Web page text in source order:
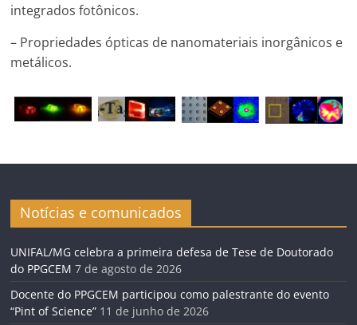
integrados fotônicos.
– Propriedades ópticas de nanomateriais inorgânicos e
metálicos.
Notícias e comunicados
UNIFAL/MG celebra a primeira defesa de Tese de Doutorado
do PPGCEM 7 de agosto de 2026
Docente do PPGCEM participou como palestrante do evento
“Pint of Science” 11 de junho de 2026